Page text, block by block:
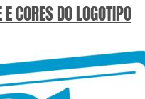
E CORES DO LOGOTIPO